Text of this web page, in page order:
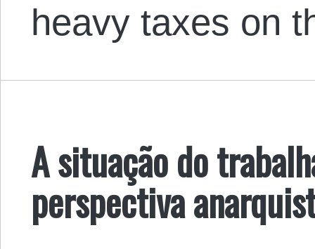
heavy taxes on
A situação do
perspectiva